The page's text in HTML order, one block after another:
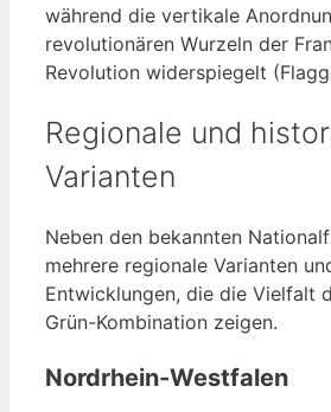
während die vertikale
revolutionären Wurzeln der
Revolution widerspiegelt
Regionale und
Varianten
Neben den bekannten
mehrere regionale Varianten
Entwicklungen, die die Vielfalt
Grün-Kombination zeigen.
Nordrhein-Westfalen